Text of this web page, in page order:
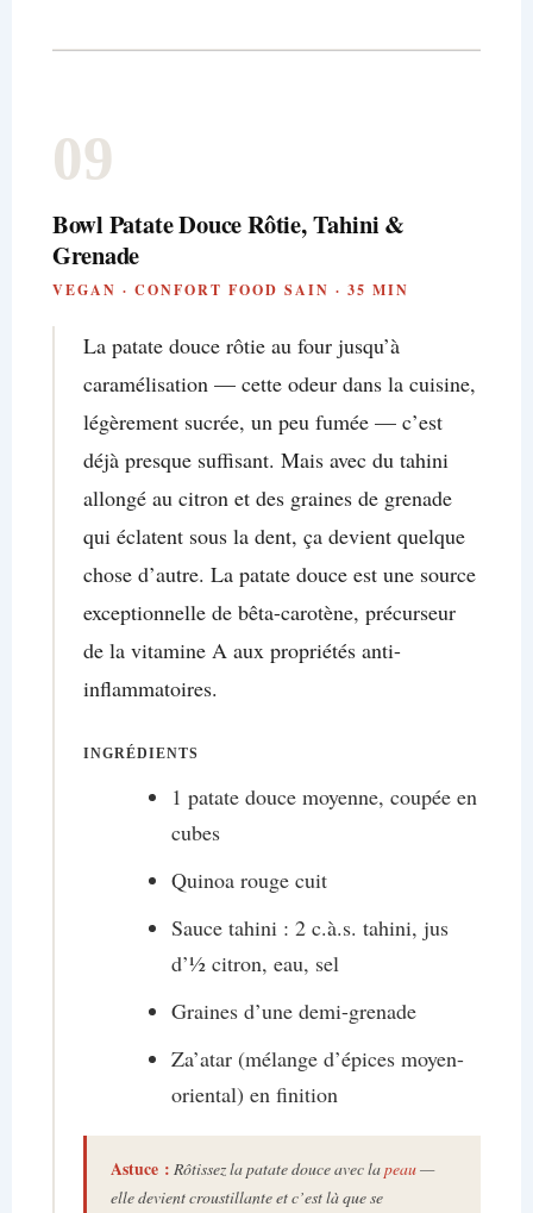
09
Bowl Patate Douce Rôtie, Tahini &
Grenade
VEGAN · CONFORT FOOD SAIN · 35 MIN
La patate douce rôtie au four jusqu’à
caramélisation — cette odeur dans la cuisine,
légèrement sucrée, un peu fumée — c’est
déjà presque suffisant. Mais avec du tahini
allongé au citron et des graines de grenade
qui éclatent sous la dent, ça devient quelque
chose d’autre. La patate douce est une source
exceptionnelle de bêta-carotène, précurseur
de la vitamine A aux propriétés anti-
inflammatoires.
INGRÉDIENTS
1 patate douce moyenne, coupée en
cubes
Quinoa rouge cuit
Sauce tahini : 2 c.à.s. tahini, jus
d’½ citron, eau, sel
Graines d’une demi-grenade
Za’atar (mélange d’épices moyen-
oriental) en finition
Astuce : Rôtissez la patate douce avec lapeau—
elle devient croustillante et c’est là que se